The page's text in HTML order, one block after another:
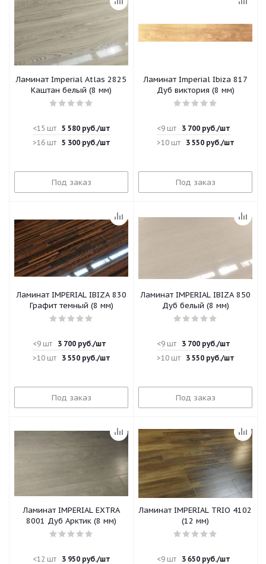
Ламинат Imperial Atlas 2825
Каштан белый (8 мм)
<15 шт 5 580руб./шт
>16 шт
5 300руб./шт
Под заказ
Ламинат Imperial Ibiza 817
Дуб виктория (8 мм)
<9 шт 3 700руб./шт
>10 шт
3 550руб./шт
Под заказ
Ламинат IMPERIAL IBIZA 830
Графит темный (8 мм)
<9 шт 3 700руб./шт
>10 шт
3 550руб./шт
Под заказ
Ламинат IMPERIAL IBIZA 850
Дуб белый (8 мм)
<9 шт 3 700руб./шт
>10 шт
3 550руб./шт
Под заказ
Ламинат IMPERIAL EXTRA
8001 Дуб Арктик (8 мм)
<12 шт 3 950руб./шт
Ламинат IMPERIAL TRIO 4102
(12 мм)
<9 шт 3 650руб./шт